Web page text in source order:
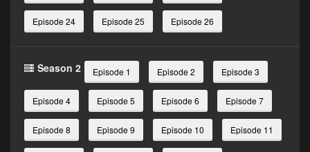
Episode 24 Episode 25 Episode 26
Season 2 Episode 1 Episode 2 Episode 3
Episode 4 Episode 5 Episode 6 Episode 7
Episode 8 Episode 9 Episode 10 Episode 11